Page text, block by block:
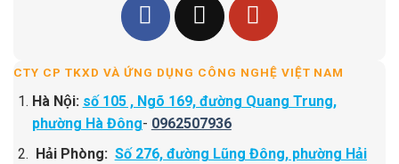
CTY CP TKXD VÀ ỨNG DỤNG CÔNG NGHỆ VIỆT NAM
Hà Nội: số 105 , Ngõ 169, đường Quang Trung,
phường Hà Đông- 0962507936
Hải Phòng: Số 276, đường Lũng Đông, phường Hải